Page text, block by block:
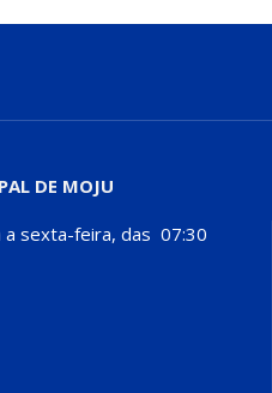
DE MOJU
sexta-feira, das 07:30